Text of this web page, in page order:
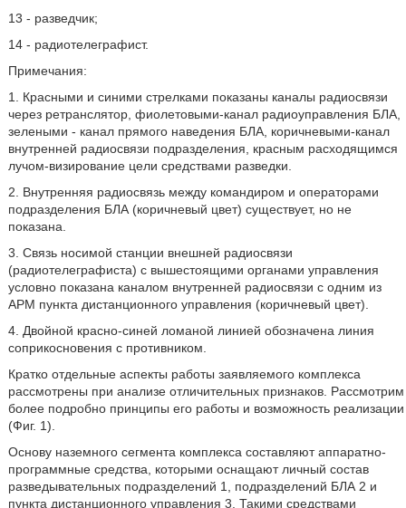
13 - разведчик;
14 - радиотелеграфист.
Примечания:
1. Красными и синими стрелками показаны каналы радиосвязи
через ретранслятор, фиолетовыми-канал радиоуправления БЛА,
зелеными - канал прямого наведения БЛА, коричневыми-канал
внутренней радиосвязи подразделения, красным расходящимся
лучом-визирование цели средствами разведки.
2. Внутренняя радиосвязь между командиром и операторами
подразделения БЛА (коричневый цвет) существует, но не
показана.
3. Связь носимой станции внешней радиосвязи
(радиотелеграфиста) с вышестоящими органами управления
условно показана каналом внутренней радиосвязи с одним из
АРМ пункта дистанционного управления (коричневый цвет).
4. Двойной красно-синей ломаной линией обозначена линия
соприкосновения с противником.
Кратко отдельные аспекты работы заявляемого комплекса
рассмотрены при анализе отличительных признаков. Рассмотрим
более подробно принципы его работы и возможность реализации
(Фиг. 1).
Основу наземного сегмента комплекса составляют аппаратно-
программные средства, которыми оснащают личный состав
разведывательных подразделений 1, подразделений БЛА 2 и
пункта дистанционного управления 3. Такими средствами